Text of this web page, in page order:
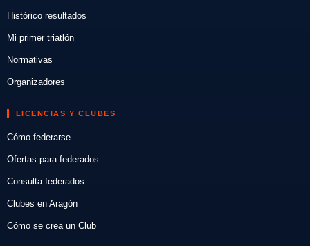
Histórico resultados
Mi primer triatlón
Normativas
Organizadores
LICENCIAS Y CLUBES
Cómo federarse
Ofertas para federados
Consulta federados
Clubes en Aragón
Cómo se crea un Club